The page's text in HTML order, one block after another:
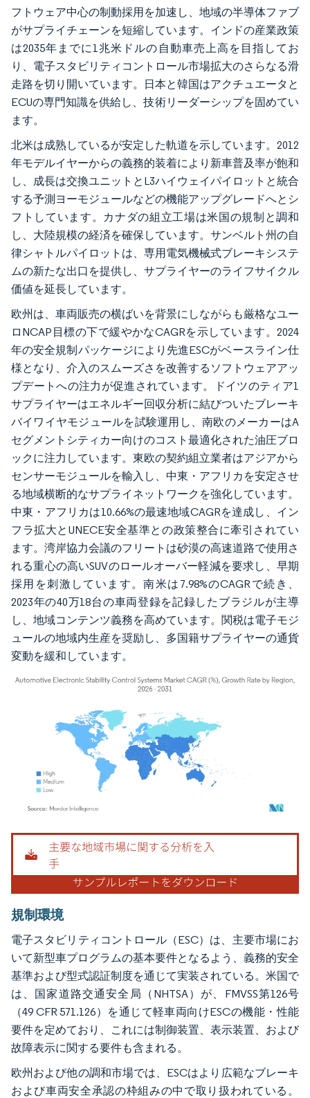
フトウェア中心の制動採用を加速し、地域の半導体ファブ
がサプライチェーンを短縮しています。インドの産業政策
は2035年までに1兆米ドルの自動車売上高を目指してお
り、電子スタビリティコントロール市場拡大のさらなる滑
走路を切り開いています。日本と韓国はアクチュエータと
ECUの専門知識を供給し、技術リーダーシップを固めてい
ます。
北米は成熟しているが安定した軌道を示しています。2012
年モデルイヤーからの義務的装着により新車普及率が飽和
し、成長は交換ユニットとL3ハイウェイパイロットと統合
する予測ヨーモジュールなどの機能アップグレードへとシ
フトしています。カナダの組立工場は米国の規制と調和
し、大陸規模の経済を確保しています。サンベルト州の自
律シャトルパイロットは、専用電気機械式ブレーキシステ
ムの新たな出口を提供し、サプライヤーのライフサイクル
価値を延長しています。
欧州は、車両販売の横ばいを背景にしながらも厳格なユー
ロNCAP目標の下で緩やかなCAGRを示しています。2024
年の安全規制パッケージにより先進ESCがベースライン仕
様となり、介入のスムーズさを改善するソフトウェアアッ
プデートへの注力が促進されています。ドイツのティア1
サプライヤーはエネルギー回収分析に結びついたブレーキ
バイワイヤモジュールを試験運用し、南欧のメーカーはA
セグメントシティカー向けのコスト最適化された油圧ブロ
ックに注力しています。東欧の契約組立業者はアジアから
センサーモジュールを輸入し、中東・アフリカを安定させ
る地域横断的なサプライネットワークを強化しています。
中東・アフリカは10.66%の最速地域CAGRを達成し、イン
フラ拡大とUNECE安全基準との政策整合に牽引されてい
ます。湾岸協力会議のフリートは砂漠の高速道路で使用さ
れる重心の高いSUVのロールオーバー軽減を要求し、早期
採用を刺激しています。南米は7.98%のCAGRで続き、
2023年の40万18台の車両登録を記録したブラジルが主導
し、地域コンテンツ義務を高めています。関税は電子モジ
ュールの地域内生産を奨励し、多国籍サプライヤーの通貨
変動を緩和しています。
画像 © Mordor Intelligence。再利用にはCC BY 4.0の表示が必要です。
規制環境
電子スタビリティコントロール（ESC）は、主要市場にお
いて新型車プログラムの基本要件となるよう、義務的安全
基準および型式認証制度を通じて実装されている。米国で
は、国家道路交通安全局（NHTSA）が、FMVSS第126号
（49 CFR 571.126）を通じて軽車両向けESCの機能・性能
要件を定めており、これには制御装置、表示装置、および
故障表示に関する要件も含まれる。
欧州および他の調和市場では、ESCはより広範なブレーキ
および車両安全承認の枠組みの中で取り扱われている。